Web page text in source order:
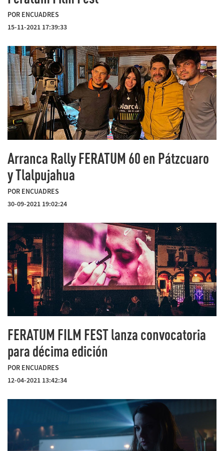
POR ENCUADRES
15-11-2021 17:39:33
Arranca Rally FERATUM 60 en Pátzcuaro
y Tlalpujahua
POR ENCUADRES
30-09-2021 19:02:24
FERATUM FILM FEST lanza convocatoria
para décima edición
POR ENCUADRES
12-04-2021 13:42:34